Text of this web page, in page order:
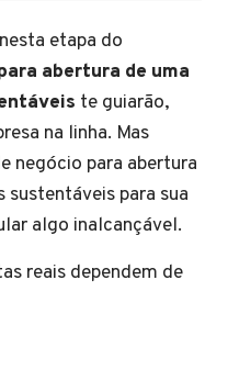
etapa do
abertura de uma
te guiarão,
na linha. Mas
negócio para abertura
sustentáveis para sua
algo inalcançável.
reais dependem de